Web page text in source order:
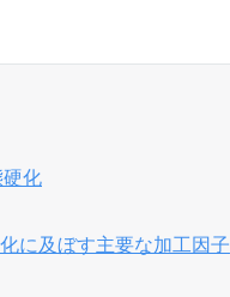
硬化
に及ぼす主要な加工因子